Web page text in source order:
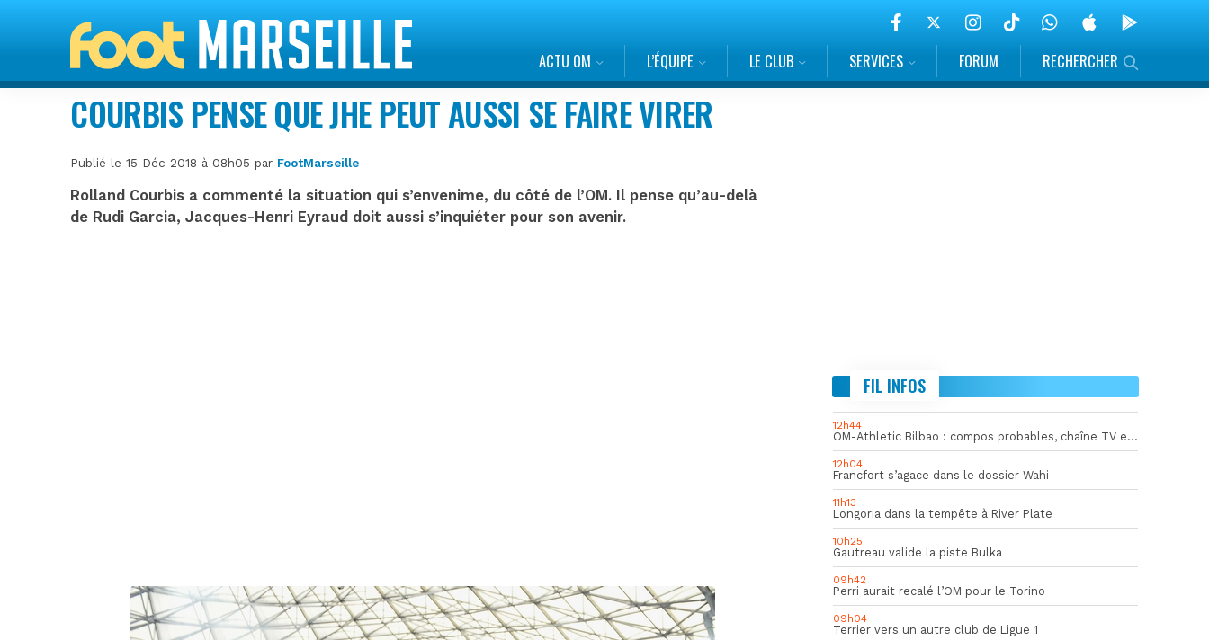
ACTU OM L’ÉQUIPE LE CLUB SERVICES FORUM RECHERCHER
COURBIS PENSE QUE JHE PEUT AUSSI SE FAIRE VIRER
Publié le 15 Déc 2018 à 08h05 par FootMarseille
Rolland Courbis a commenté la situation qui s’envenime, du côté de l’OM. Il pense qu’au-delà
de Rudi Garcia, Jacques-Henri Eyraud doit aussi s’inquiéter pour son avenir.
FIL INFOS
12h44
OM-Athletic Bilbao : compos probables, chaîne TV et heure du match
12h04
Francfort s’agace dans le dossier Wahi
11h13
Longoria dans la tempête à River Plate
10h25
Gautreau valide la piste Bulka
09h42
Perri aurait recalé l’OM pour le Torino
09h04
Terrier vers un autre club de Ligue 1